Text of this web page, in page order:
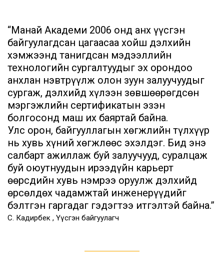
“Манай Академи 2006 онд анх үүсгэн
байгуулагдсан цагаасаа хойш дэлхийн
хэмжээнд танигдсан мэдээллийн
технологийн сургалтуудыг эх орондоо
анхлан нэвтрүүлж олон зуун залуучуудыг
сургаж, дэлхийд хүлээн зөвшөөрөгдсөн
мэргэжлийн сертификатын эзэн
болгосонд маш их баяртай байна.
Улс орон, байгууллагын хөгжлийн түлхүүр
нь хувь хүний хөгжлөөс эхэлдэг. Бид энэ
салбарт ажиллаж буй залуучууд, суралцаж
буй оюутнуудын ирээдүйн карьерт
өөрсдийн хувь нэмрээ оруулж дэлхийд
өрсөлдөх чадамжтай инженерүүдийг
бэлтгэн гаргадаг гэдэгтээ итгэлтэй байна.”
С. Кадирбек , Үүсгэн байгуулагч